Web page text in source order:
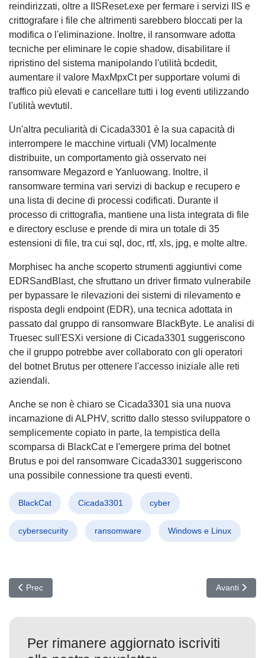
reindirizzati, oltre a IISReset.exe per fermare i servizi IIS e
crittografare i file che altrimenti sarebbero bloccati per la
modifica o l'eliminazione. Inoltre, il ransomware adotta
tecniche per eliminare le copie shadow, disabilitare il
ripristino del sistema manipolando l'utilità bcdedit,
aumentare il valore MaxMpxCt per supportare volumi di
traffico più elevati e cancellare tutti i log eventi utilizzando
l'utilità wevtutil.
Un'altra peculiarità di Cicada3301 è la sua capacità di
interrompere le macchine virtuali (VM) localmente
distribuite, un comportamento già osservato nei
ransomware Megazord e Yanluowang. Inoltre, il
ransomware termina vari servizi di backup e recupero e
una lista di decine di processi codificati. Durante il
processo di crittografia, mantiene una lista integrata di file
e directory escluse e prende di mira un totale di 35
estensioni di file, tra cui sql, doc, rtf, xls, jpg, e molte altre.
Morphisec ha anche scoperto strumenti aggiuntivi come
EDRSandBlast, che sfruttano un driver firmato vulnerabile
per bypassare le rilevazioni dei sistemi di rilevamento e
risposta degli endpoint (EDR), una tecnica adottata in
passato dal gruppo di ransomware BlackByte. Le analisi di
Truesec sull'ESXi versione di Cicada3301 suggeriscono
che il gruppo potrebbe aver collaborato con gli operatori
del botnet Brutus per ottenere l'accesso iniziale alle reti
aziendali.
Anche se non è chiaro se Cicada3301 sia una nuova
incarnazione di ALPHV, scritto dallo stesso sviluppatore o
semplicemente copiato in parte, la tempistica della
scomparsa di BlackCat e l'emergere prima del botnet
Brutus e poi del ransomware Cicada3301 suggeriscono
una possibile connessione tra questi eventi.
BlackCat Cicada3301 cyber
cybersecurity ransomware Windows e Linux
Articolo precedente: Telecamere AVTECH compromesse: Inizia
Prec Articolo
Avanti
Per rimanere aggiornato iscriviti